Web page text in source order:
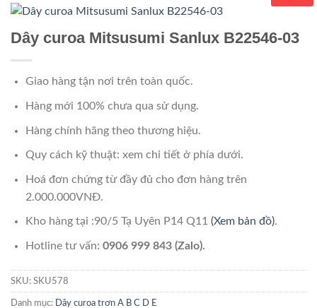
Dây curoa Mitsusumi Sanlux B22546-03
Giao hàng tận nơi trên toàn quốc.
Hàng mới 100% chưa qua sử dụng.
Hàng chính hãng theo thương hiệu.
Quy cách kỹ thuật: xem chi tiết ở phía dưới.
Hoá đơn chứng từ đầy đủ cho đơn hàng trên
2.000.000VNĐ.
Kho hàng tại :90/5 Tạ Uyên P14 Q11 (Xem bản đồ).
Hotline tư vấn: 0906 999 843 (Zalo).
SKU: SKU578
Danh mục: Dây curoa trơn A B C D E